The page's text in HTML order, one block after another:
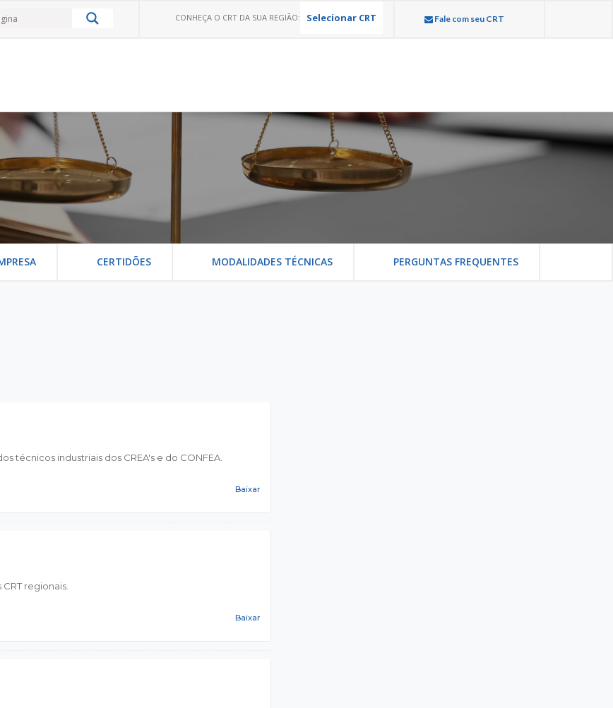
CONHEÇA O CRT DA SUA REGIÃO: Selecionar CRT Fale com seu CRT
CERTIDÕES MODALIDADES TÉCNICAS PERGUNTAS FREQUENTES
técnicos industriais dos CREA's e do CONFEA.
Baixar
regionais.
Baixar